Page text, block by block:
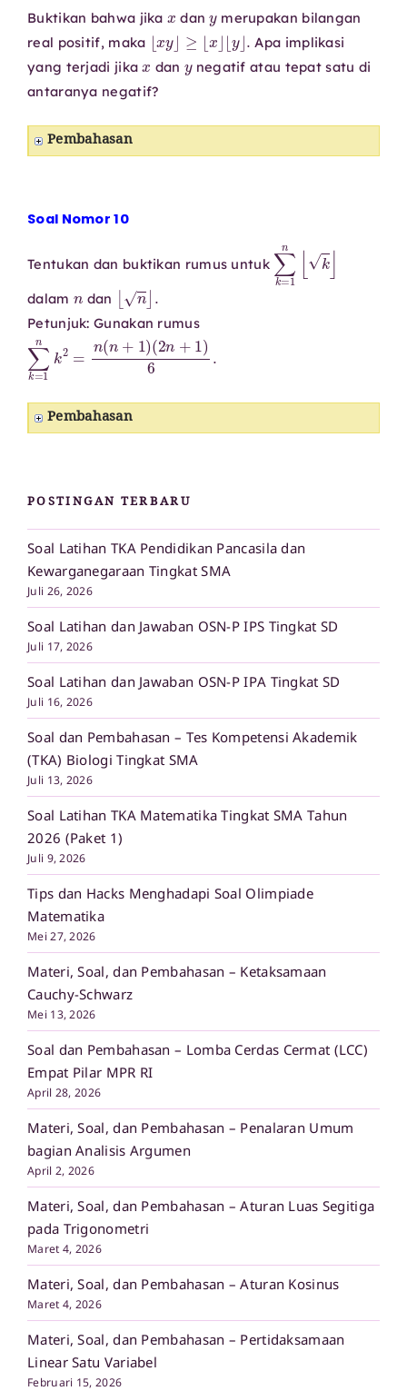
Buktikan bahwa jika dan merupakan bilangan
real positif, maka
⌊ ⌋ x⌋⌊ y
Apa implikasi
yang terjadi jika
dan
y
negatif atau tepat satu di
antaranya negatif?
Pembahasan
Soal Nomor 10
Tentukan dan buktikan rumus untuk
∑k=1 n⌊k
dalam dan
⌊ ⌋.
Petunjuk: Gunakan rumus
∑k=1n 2=n( n+ 1)(2n +1 )6
Pembahasan
POSTINGAN TERBARU
Soal Latihan TKA Pendidikan Pancasila dan
Kewarganegaraan Tingkat SMA
Juli 26, 2026
Soal Latihan dan Jawaban OSN-P IPS Tingkat SD
Juli 17, 2026
Soal Latihan dan Jawaban OSN-P IPA Tingkat SD
Juli 16, 2026
Soal dan Pembahasan – Tes Kompetensi Akademik
(TKA) Biologi Tingkat SMA
Juli 13, 2026
Soal Latihan TKA Matematika Tingkat SMA Tahun
2026 (Paket 1)
Juli 9, 2026
Tips dan Hacks Menghadapi Soal Olimpiade
Matematika
Mei 27, 2026
Materi, Soal, dan Pembahasan – Ketaksamaan
Cauchy-Schwarz
Mei 13, 2026
Soal dan Pembahasan – Lomba Cerdas Cermat (LCC)
Empat Pilar MPR RI
April 28, 2026
Materi, Soal, dan Pembahasan – Penalaran Umum
bagian Analisis Argumen
April 2, 2026
Materi, Soal, dan Pembahasan – Aturan Luas Segitiga
pada Trigonometri
Maret 4, 2026
Materi, Soal, dan Pembahasan – Aturan Kosinus
Maret 4, 2026
Materi, Soal, dan Pembahasan – Pertidaksamaan
Linear Satu Variabel
Februari 15, 2026